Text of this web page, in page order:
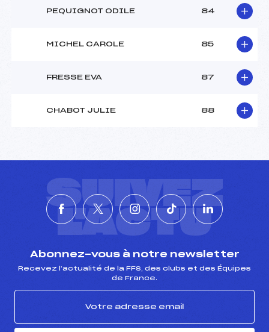
PEQUIGNOT ODILE 84
MICHEL CAROLE 85
FRESSE EVA 87
CHABOT JULIE 88
SUIVEZ
L'ACTU
Abonnez-vous à notre newsletter
Recevez l’actualité de la FFS, des clubs et des Équipes
de France.